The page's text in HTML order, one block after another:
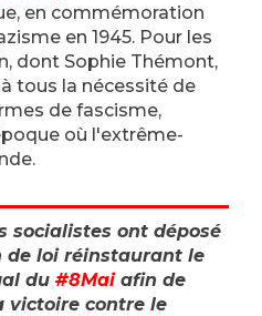
en commémoration
en 1945. Pour les
dont Sophie Thémont,
tous la nécessité de
de fascisme,
où l'extrême-
socialistes ont déposé
de loi réinstaurant le
du #8Maiafin de
victoire contre le